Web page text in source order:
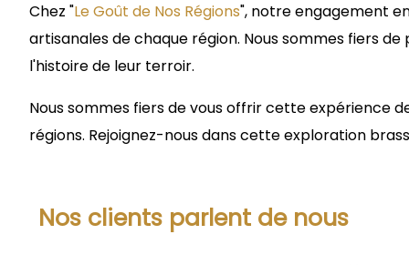
Chez "Le Goût de Nos Régions", notre engagement
artisanales de chaque région. Nous sommes fiers
l'histoire de leur terroir.
Nous sommes fiers de vous offrir cette expérience
régions. Rejoignez-nous dans cette exploration
Nos clients parlent de nous